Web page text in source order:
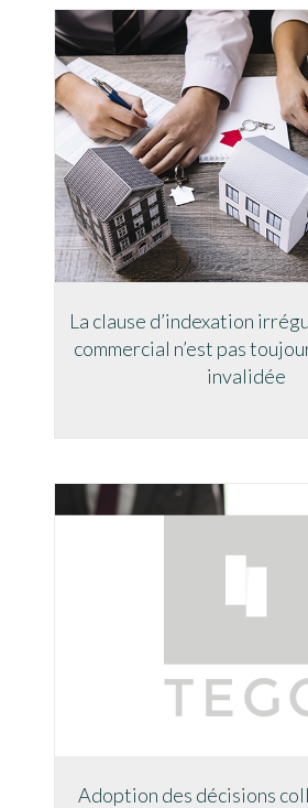
La clause d’indexation
commercial n’est pas
invalidée
Adoption des décisions